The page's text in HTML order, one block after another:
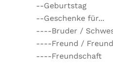
--Geburtstag
--Geschenke für...
----Bruder /
----Freund /
----Freundschaft